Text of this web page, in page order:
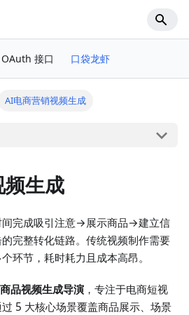
OAuth 接口 口袋龙虾
AI电商营销视频生成
生成
间完成吸引注意→展示商品→建立信
完整转化链路。传统视频制作需要
环节，耗时耗力且成本高昂。
品视频生成导演 ，专注于电商短视
5 大核心场景覆盖商品展示、场景